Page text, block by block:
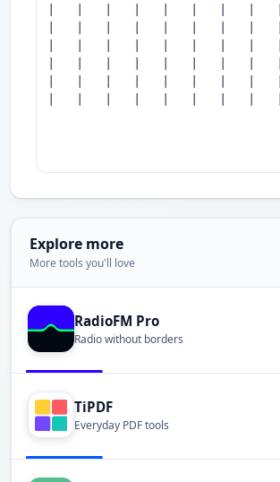
Explore more
More tools you'll love
RadioFM Pro
Radio without borders
TiPDF
Everyday PDF tools